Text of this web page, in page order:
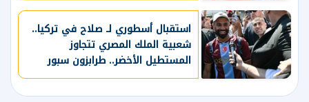
استقبال أسطوري لـ صلاح في تركيا..
شعبية الملك المصري تتجاوز
المستطيل الأخضر.. طرابزون سبور
يسعي لاستعادة لقب الدوري التركي
وتعزيز حظوظه في المنافسات